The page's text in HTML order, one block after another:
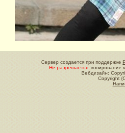
Сервер создается при поддержке
Не разрешается копирование
Вебдизайн:
Copyright